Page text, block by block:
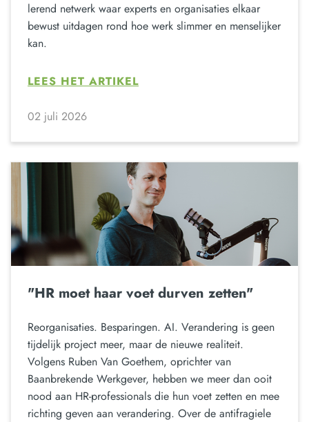
lerend netwerk waar experts en organisaties elkaar
bewust uitdagen rond hoe werk slimmer en menselijker
kan.
LEES HET ARTIKEL
02 juli 2026
"HR moet haar voet durven zetten"
Reorganisaties. Besparingen. AI. Verandering is geen
tijdelijk project meer, maar de nieuwe realiteit.
Volgens Ruben Van Goethem, oprichter van
Baanbrekende Werkgever, hebben we meer dan ooit
nood aan HR-professionals die hun voet zetten en mee
richting geven aan verandering. Over de antifragiele